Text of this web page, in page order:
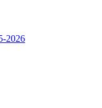
2026